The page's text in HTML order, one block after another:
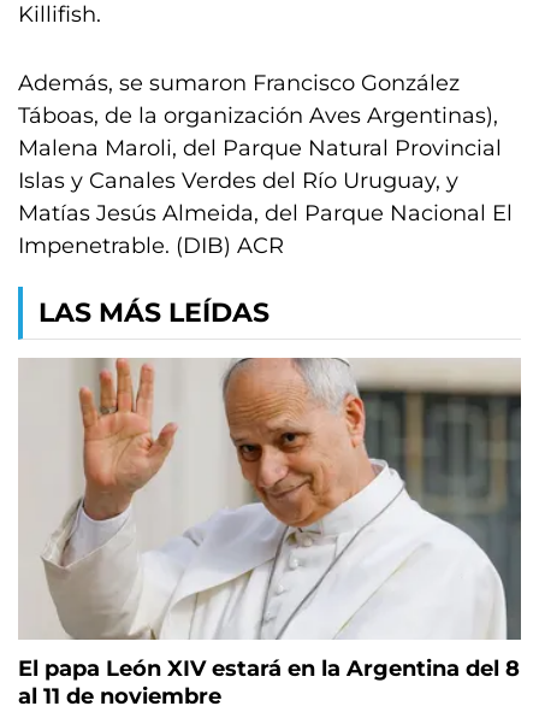
Killifish.
Además, se sumaron Francisco González
Táboas, de la organización Aves Argentinas),
Malena Maroli, del Parque Natural Provincial
Islas y Canales Verdes del Río Uruguay, y
Matías Jesús Almeida, del Parque Nacional El
Impenetrable. (DIB) ACR
LAS MÁS LEÍDAS
El papa León XIV estará en la Argentina del 8
al 11 de noviembre